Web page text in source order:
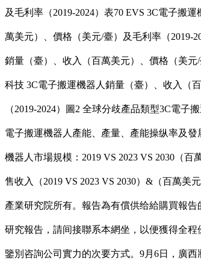
及毛利率（2019-2024）表70 EVS 3C電子搬
萬美元）、價格（美元/臺）及毛利率（2019-
銷量（臺）、收入（百萬美元）、價格（美元
科技 3C電子搬運機器人銷量（臺）、收入（
（2019-2024）圖2 全球分歧產品類型3C電子
電子搬運機器人產能、產量、產能操纵率及
機器人市場規模：2019 VS 2023 VS 2030（
售收入（2019 VS 2023 VS 2030）&（百萬
產業研究院所有。報告為有償供给給購買報
研究報告，請间接聯系本網坐，以便獲得全
鑒別咨詢公司實力的次要方式。9月6日，廣